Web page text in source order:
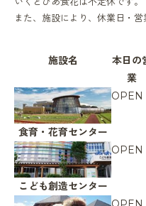
また、施設により、休業日・営
施設名
本日の
業
食育・花育センター
OPEN
こども創造センター
OPEN